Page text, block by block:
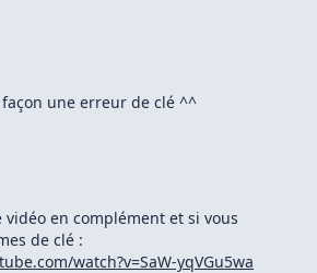
une erreur de clé ^^
vidéo en complément et si vous
de clé :
watch?v=SaW-yqVGu5wa